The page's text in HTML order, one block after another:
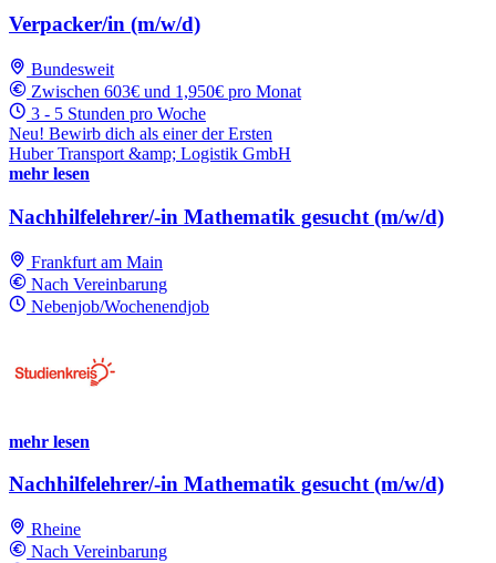
Verpacker/in (m/w/d)
Bundesweit
Zwischen 603€ und 1,950€ pro Monat
3 - 5 Stunden pro Woche
Neu! Bewirb dich als einer der Ersten
Huber Transport &amp; Logistik GmbH
mehr lesen
Nachhilfelehrer/-in Mathematik gesucht (m/w/d)
Frankfurt am Main
Nach Vereinbarung
Nebenjob/Wochenendjob
mehr lesen
Nachhilfelehrer/-in Mathematik gesucht (m/w/d)
Rheine
Nach Vereinbarung